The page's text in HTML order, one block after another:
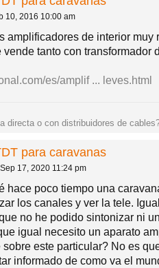
10, 2016 10:00 am
amplificadores de interior
tanto con
es/amplif ... leves.html
directa o con distribuidores de
para caravanas
17, 2020 11:24 pm
hace poco tiempo una
los canales y ver la tele.
no he podido sintonizar ni
igual necesito un aparato
este particular? No es
informado de como va el